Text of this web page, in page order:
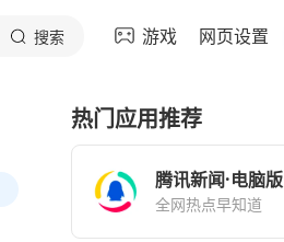
搜索 游戏 网页设置
热门应用推荐
腾讯新闻·电脑版
全网热点早知道